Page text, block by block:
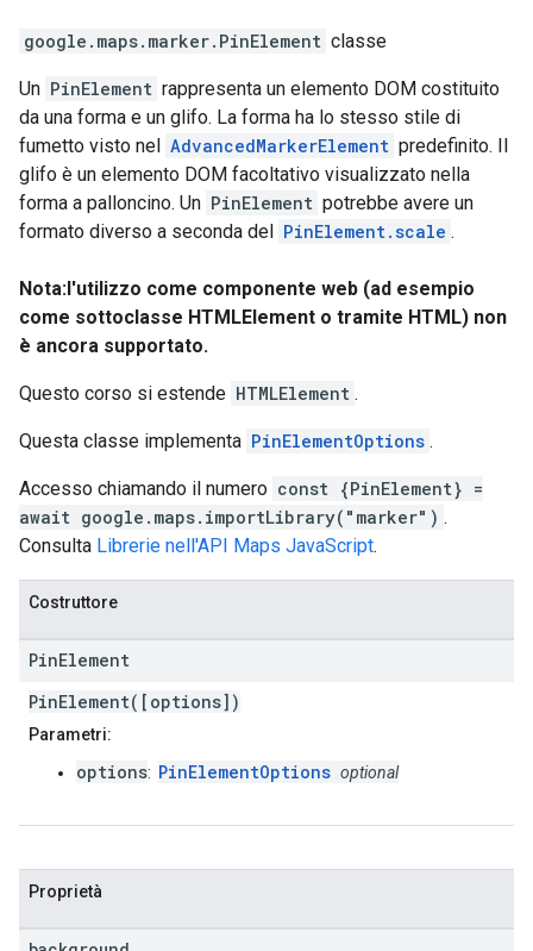
google.maps.marker. PinElement classe
Un PinElement rappresenta un elemento DOM costituito
da una forma e un glifo. La forma ha lo stesso stile di
fumetto visto nel
AdvancedMarkerElement predefinito. Il
glifo è un elemento DOM facoltativo visualizzato nella
forma a palloncino. Un PinElement potrebbe avere un
formato diverso a seconda del
PinElement.scale .
Nota:l'utilizzo come componente web (ad esempio
come sottoclasse HTMLElement o tramite HTML) non
è ancora supportato.
Questo corso si estende HTMLElement .
Questa classe implementa PinElementOptions .
Accesso chiamando il numero const {PinElement} =
await google.maps.importLibrary("marker") .
Consulta Librerie nell'API Maps JavaScript.
Costruttore
PinElement
PinElement([options])
Parametri:
options: PinElementOptions optional
Proprietà